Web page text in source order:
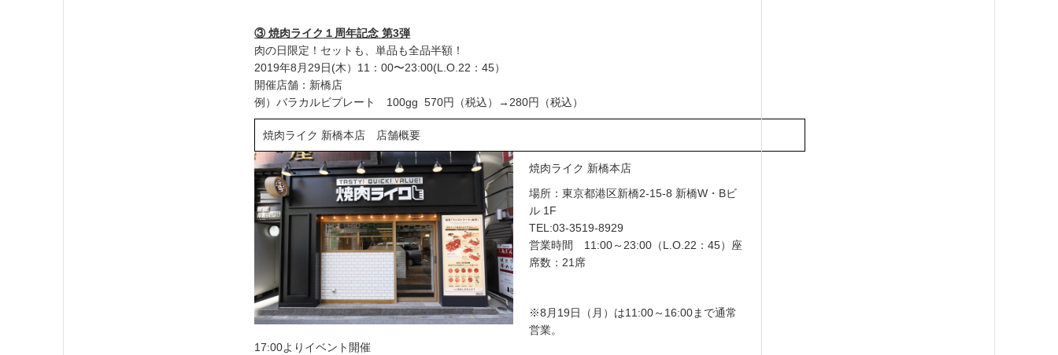
③ 焼肉ライク１周年記念 第3弾
肉の日限定！セットも、単品も全品半額！
2019年8月29日(木）11：00〜23:00(L.O.22：45）
開催店舗：新橋店
例）バラカルビプレート 100gg 570円（税込）→280円（税込）
焼肉ライク 新橋本店 店舗概要
焼肉ライク 新橋本店
場所：東京都港区新橋2-15-8 新橋W・Bビ
ル 1F
TEL:03-3519-8929
営業時間 11:00～23:00（L.O.22：45）座
席数：21席
※8月19日（月）は11:00～16:00まで通常
営業。
17:00よりイベント開催